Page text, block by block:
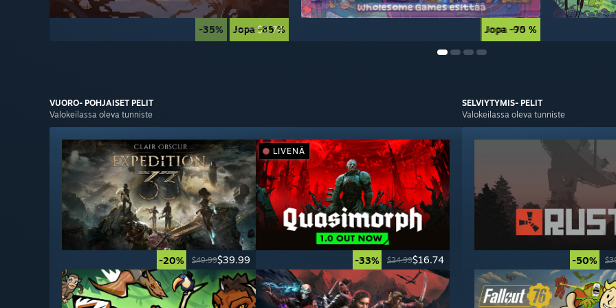
Jopa -85 % Jopa -75 %
-35% $14.99$9.74 Jopa -90 %
VUORO- POHJAISETPELIT
Valokeilassa oleva tunniste
-20% $49.99$39.99 -33% $24.99$16.74
LIVENÄ
SELVIYTYMIS- PELIT
Valokeilassa oleva tunniste
-50%